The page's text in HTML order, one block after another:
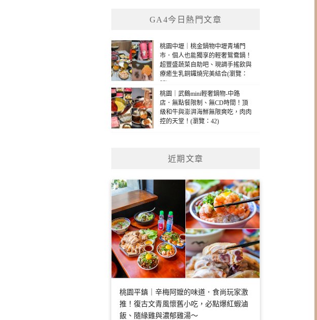
GA4今日熱門文章
桃園中壢｜桃金鍋物中壢青埔門
市．個人也能獨享的輕奢鴛鴦鍋！
超豐盛蔬菜自助吧、現調手搖飲與
療癒生乳銅鑼燒完美結合(瀏覽：
93)
桃園｜武鶴mini輕奢鍋物-中路
店．無點餐限制、無CD時間！頂
級和牛與澎湃海鮮無限爽吃，肉肉
控的天堂！(瀏覽：42)
近期文章
桃園平鎮｜辛梅阿嬤的味道．食尚玩家激
推！復古文青風懷舊小吃，必點爆紅蝦滷
飯、隨緣雞與濃郁雞湯～